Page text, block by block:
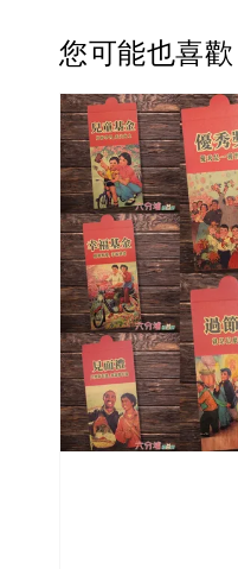
您可能也喜歡